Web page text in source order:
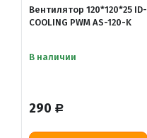
Вентилятор 120*120*25 ID-
COOLING PWM AS-120-K
В наличии
290 Р